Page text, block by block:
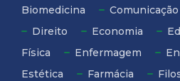
Biomedicina
Comunicação
Direito
Economia
Física
Enfermagem
Estética
Farmácia